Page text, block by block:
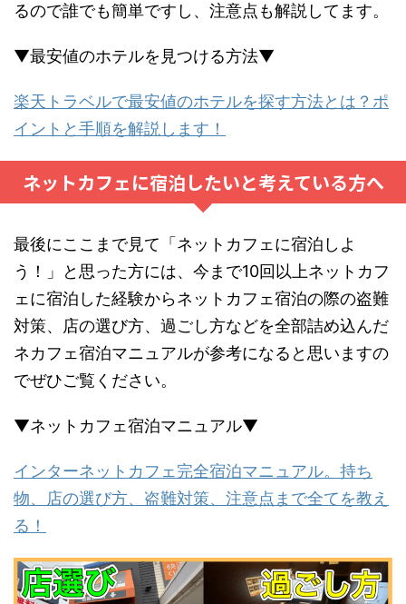
るので誰でも簡単ですし、注意点も解説してます。
▼最安値のホテルを見つける方法▼
楽天トラベルで最安値のホテルを探す方法とは？ポ
イントと手順を解説します！
ネットカフェに宿泊したいと考えている方へ
最後にここまで見て「ネットカフェに宿泊しよ
う！」と思った方には、今まで10回以上ネットカフ
ェに宿泊した経験からネットカフェ宿泊の際の盗難
対策、店の選び方、過ごし方などを全部詰め込んだ
ネカフェ宿泊マニュアルが参考になると思いますの
でぜひご覧ください。
▼ネットカフェ宿泊マニュアル▼
インターネットカフェ完全宿泊マニュアル。持ち
物、店の選び方、盗難対策、注意点まで全てを教え
る！